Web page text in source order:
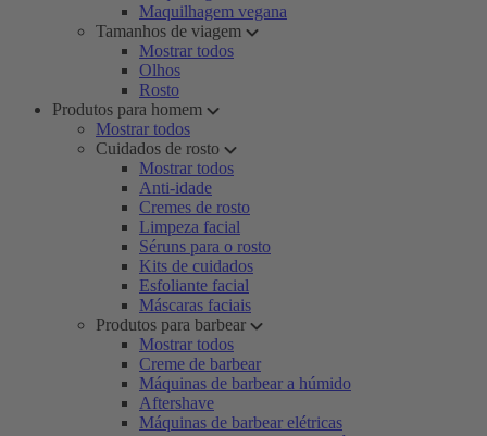
Maquilhagem vegana
Tamanhos de viagem
Mostrar todos
Olhos
Rosto
Produtos para homem
Mostrar todos
Cuidados de rosto
Mostrar todos
Anti-idade
Cremes de rosto
Limpeza facial
Séruns para o rosto
Kits de cuidados
Esfoliante facial
Máscaras faciais
Produtos para barbear
Mostrar todos
Creme de barbear
Máquinas de barbear a húmido
Aftershave
Máquinas de barbear elétricas